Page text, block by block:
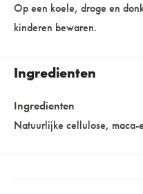
Op een koele, droge en
kinderen bewaren.
Ingredienten
Ingredienten
Natuurlijke cellulose, maca-